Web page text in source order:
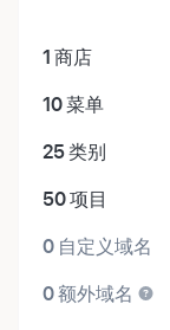
1 商店
10菜单
25类别
50项目
0 自定义域名
0额外域名